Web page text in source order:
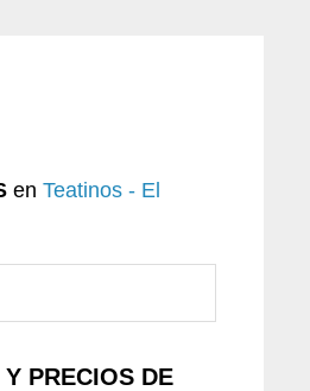
en Teatinos - El
PRECIOS DE